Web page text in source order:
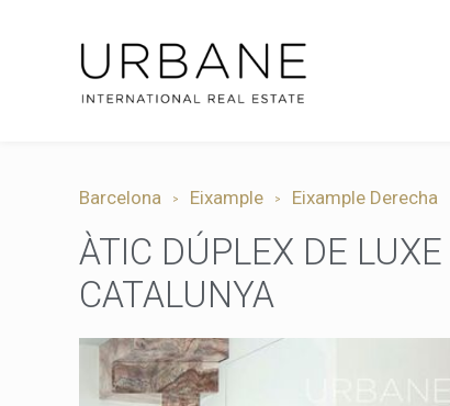
Barcelona Eixample Eixample Derecha
ÀTIC DÚPLEX DE
CATALUNYA